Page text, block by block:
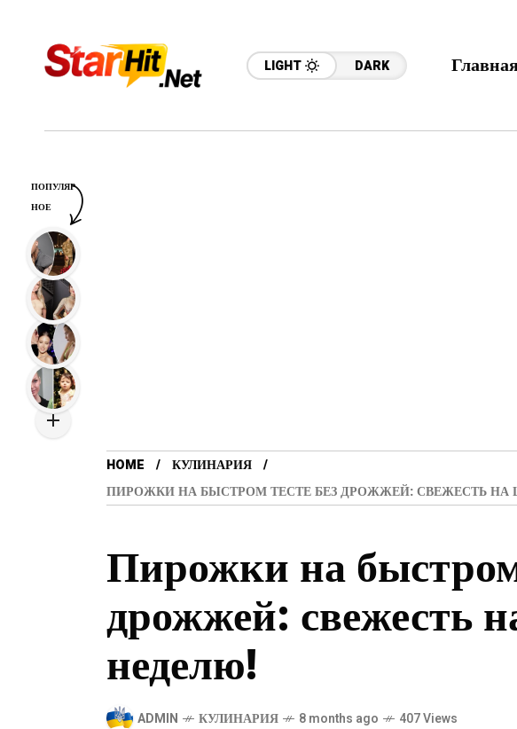
LIGHT DARK
HOME
КУЛИНАРИЯ
ПИРОЖКИ НА БЫСТРОМ ТЕСТЕ БЕЗ ДРОЖЖЕЙ: СВЕЖЕСТЬ
Пирожки на быстром
дрожжей: свежесть
неделю!
ADMIN КУЛИНАРИЯ 8 months ago 407 Views
ПОПУЛЯР
НОЕ